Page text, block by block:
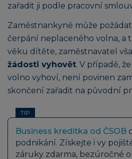
zařadit ji podle pracovní
Zaměstnankyně může
čerpání neplaceného volna, a
věku dítěte, zaměstnavatel
žádosti vyhovět. V případě,
volno vyhoví, není povinen
skončení zařadit na původní
TIP
Business kreditka od ČSOB
podnikání. Získejte i vy
záruky zdarma, bezúročné